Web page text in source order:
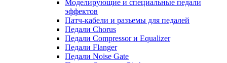
Моделирующие и специальные педали
эффектов
Патч-кабели и разъемы для педалей
Педали Chorus
Педали Compressor и Equalizer
Педали Flanger
Педали Noise Gate